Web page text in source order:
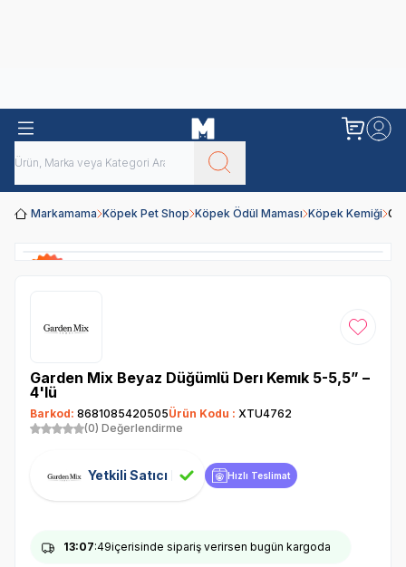
Markamama Köpek Pet Shop Köpek Ödül Maması Köpek Kemiği
Favoriye
Garden Mix Beyaz Düğümlü Derı Kemık 5-5,5” –
4'lü
Barkod: 8681085420505Ürün Kodu : XTU4762
(0) Değerlendirme
Yetkili Satıcı Hızlı Teslimat
13:07:49içerisinde sipariş verirsen bugün kargoda